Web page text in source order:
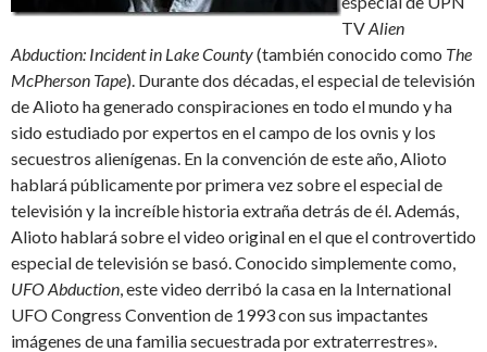
TVAlien
Abduction: Incident in Lake County(también conocido como The
McPherson Tape). Durante dos décadas, el especial de televisión
de Alioto ha generado conspiraciones en todo el mundo y ha
sido estudiado por expertos en el campo de los ovnis y los
secuestros alienígenas. En la convención de este año, Alioto
hablará públicamente por primera vez sobre el especial de
televisión y la increíble historia extraña detrás de él. Además,
Alioto hablará sobre el video original en el que el controvertido
especial de televisión se basó. Conocido simplemente como,
UFO Abduction, este video derribó la casa en la International
UFO Congress Convention de 1993 con sus impactantes
imágenes de una familia secuestrada por extraterrestres».